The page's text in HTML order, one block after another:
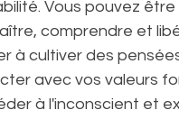
Vous pouvez
comprendre et
à cultiver des
avec vos valeurs
à l'inconscient et